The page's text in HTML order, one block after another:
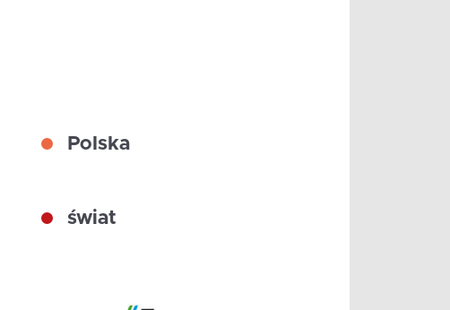
Polska
świat